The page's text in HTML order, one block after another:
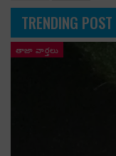
TRENDING POST
తాజా వార్తలు